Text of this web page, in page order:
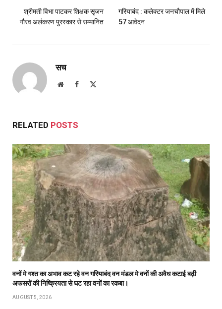
श्रीमती विभा पाटकर शिक्षक सृजन
गौरव अलंकरण पुरस्कार से सम्मानित
गरियाबंद : कलेक्टर जनचौपाल में मिले
57 आवेदन
सच
WebsiteFacebook
RELATED POSTS
वनों मे गश्त का अभाव कट रहे वन गरियाबंद वन मंडल मे वनों की अवैध कटाई बढ़ी
अफसरों की निष्क्रियता से घट रहा वनों का रकबा।
AUGUST 5, 2026